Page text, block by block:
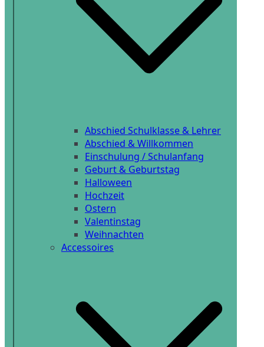
Abschied Schulklasse & Lehrer
Abschied & Willkommen
Einschulung / Schulanfang
Geburt & Geburtstag
Halloween
Hochzeit
Ostern
Valentinstag
Weihnachten
Accessoires